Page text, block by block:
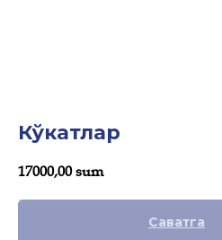
Кўкатлар
17000,00 sum
Саватга